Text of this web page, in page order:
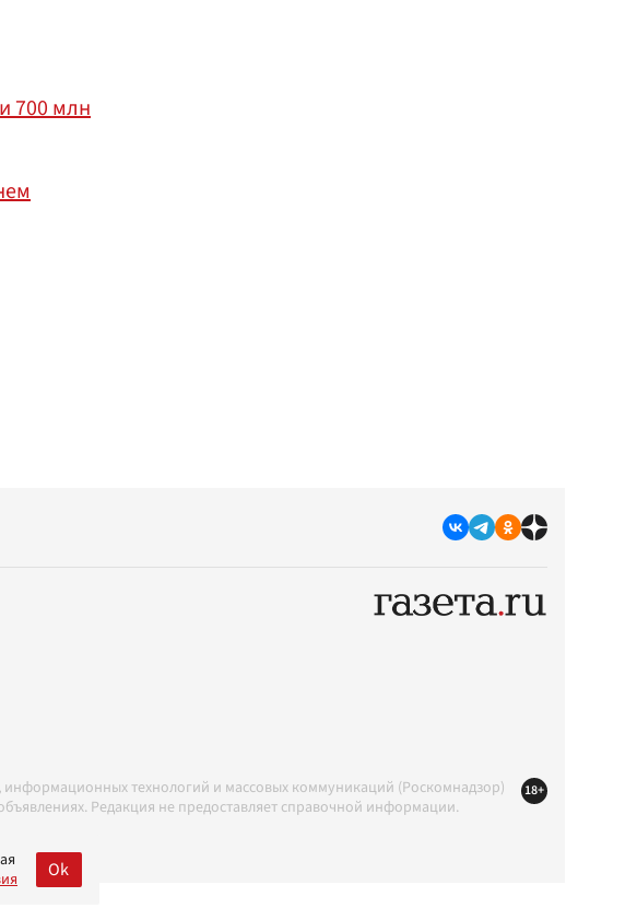
700 млн
технологий и массовых коммуникаций (Роскомнадзор)
Редакция не предоставляет справочной информации.
18+
Ok